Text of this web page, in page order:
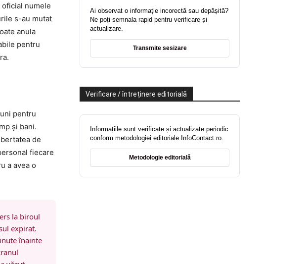
oficial numele
s-au mutat
anula
pentru
pentru
și bani.
de
fiecare
a avea o
la biroul
expirat.
înainte
Ai observat o informație incorectă sau depășită?
Ne poți semnala rapid pentru verificare și
actualizare.
Transmite sesizare
Verificare / întreținere editorială
Informațiile sunt verificate și actualizate periodic
conform metodologiei editoriale InfoContact.ro.
Metodologie editorială